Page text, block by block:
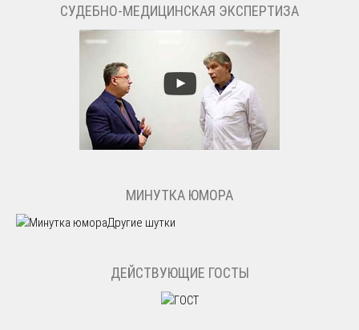
СУДЕБНО-МЕДИЦИНСКАЯ ЭКСПЕРТИЗА
МИНУТКА ЮМОРА
Другие шутки
ДЕЙСТВУЮЩИЕ ГОСТЫ